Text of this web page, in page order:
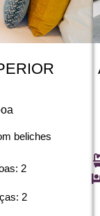
beliches
2
2